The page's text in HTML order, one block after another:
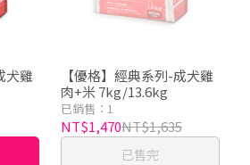
犬雞
【優格】經典系列-成犬雞
肉+米 7kg/13.6kg
已銷售：1
NT$1,470NT$1,635
已售完